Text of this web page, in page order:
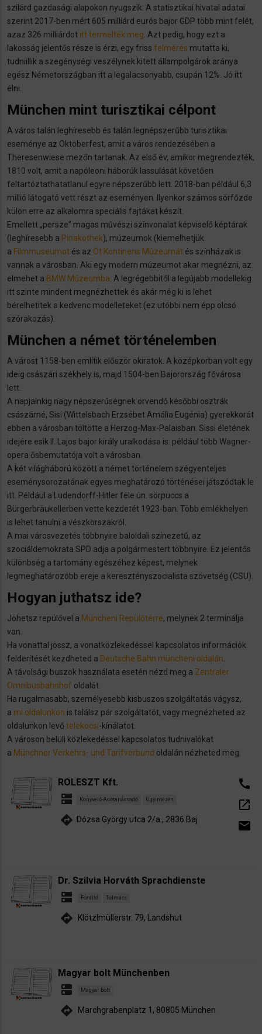
szilárd gazdasági alapokon nyugszik: A statisztikai hivatal adatai
szerint 2017-ben mért 605 milliárd eurós bajor GDP több mint felét,
azaz 326 milliárdot itt termelték meg . Azt pedig, hogy ezt a
lakosság jelentős része is érzi, egy friss felmérés mutatta ki,
tudniillik a szegénységi veszélynek kitett állampolgárok aránya
egész Németországban itt a legalacsonyabb, csupán 12%. Jó itt
élni.
München mint turisztikai célpont
A város talán leghíresebb és talán legnépszerűbb turisztikai
eseménye az Oktoberfest, amit a város rendezésében a
Theresenwiese mezőn tartanak. Az első év, amikor megrendezték,
1810 volt, amit a napóleoni háborúk lassulását követően
feltartóztathatatlanul egyre népszerűbb lett. 2018-ban például 6,3
millió látogató vett részt az eseményen. Ilyenkor számos sörfőzde
külön erre az alkalomra speciális fajtákat készít.
Emellett „persze” magas művészi színvonalat képviselő képtárak
(leghíresebb a Pinakothek), múzeumok (kiemelhetjük
a Filmmuseumot és az Öt Kontinens Múzeumát és színházak is
vannak a városban. Aki egy modern múzeumot akar megnézni, az
elmehet a BMW Múzeumba . A legrégebbitől a legújabb modellekig
itt szinte mindent megnézhettek és akár még ki is lehet
bérelhetitek a kedvenc modelleteket (ez utóbbi nem épp olcsó
szórakozás).
München a német történelemben
A várost 1158-ben említik először okiratok. A középkorban volt egy
ideig császári székhely is, majd 1504-ben Bajorország fővárosa
lett.
A napjainkig nagy népszerűségnek örvendő későbbi osztrák
császárné, Sisi (Wittelsbach Erzsébet Amália Eugénia) gyerekkorát
ebben a városban töltötte a Herzog-Max-Palaisban. Sissi életének
idejére esik II. Lajos bajor király uralkodása is: például több Wagner-
opera ősbemutatója volt a városban.
A két világháború között a német történelem szégyenteljes
eseménysorozatának egyes meghatározó történései játszódtak le
itt. Például a Ludendorff-Hitler féle ún. sörpuccs a
Bürgerbräukellerben vette kezdetét 1923-ban. Több emlékhelyen
is lehet tanulni a vészkorszakról.
A mai városvezetés többnyire baloldali színezetű, az
szociáldemokrata SPD adja a polgármestert többnyire. Ez jelentős
különbség a tartomány egészéhez képest, melynek
legmeghatározóbb ereje a keresztényszocialista szövetség (CSU).
Hogyan juthatsz ide?
Jöhetsz repülővel a Müncheni Repülőtérre, melynek 2 terminálja
van.
Ha vonattal jössz, a vonatközlekedéssel kapcsolatos információk
felderítését kezdheted a Deutsche Bahn müncheni oldalán
A távolsági buszok használata esetén nézd meg a Zentraler
Omnibusbahnhof oldalát.
Ha rugalmasabb, személyesebb kisbuszos szolgáltatás vágysz,
a mi oldalunkon is találsz pár szolgáltatót, vagy megnézheted az
oldalunkon levő telekocsi-kínálatot.
A városon belüli közlekedéssel kapcsolatos tudnivalókat
a Münchner Verkehrs- und Tarifverbund oldalán nézheted meg.
ROLESZT Kft.
dns Könyvelő-Adótanácsadó Ügyintézés
directions Dózsa György utca 2/a., 2836 Baj
call
open_in_new
email
Dr. Szilvia Horváth Sprachdienste
dns Fordító Tolmács
directions Klötzlmüllerstr. 79, Landshut
Magyar bolt Münchenben
dns Magyar bolt
directions Marchgrabenplatz 1, 80805 München